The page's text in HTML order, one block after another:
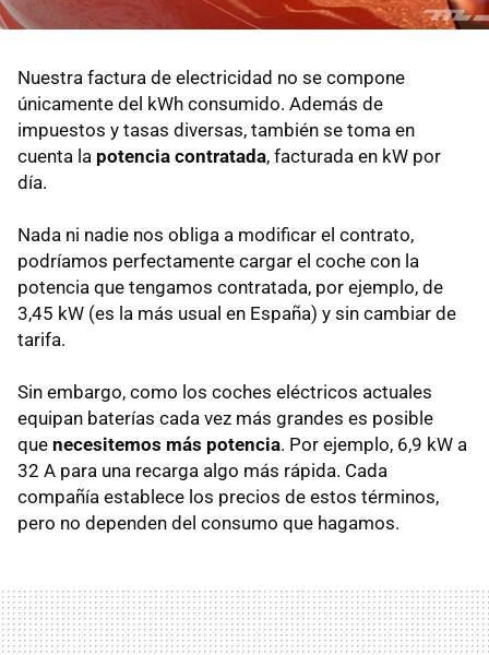
Nuestra factura de electricidad no se compone
únicamente del kWh consumido. Además de
impuestos y tasas diversas, también se toma en
cuenta la potencia contratada, facturada en kW por
día.
Nada ni nadie nos obliga a modificar el contrato,
podríamos perfectamente cargar el coche con la
potencia que tengamos contratada, por ejemplo, de
3,45 kW (es la más usual en España) y sin cambiar de
tarifa.
Sin embargo, como los coches eléctricos actuales
equipan baterías cada vez más grandes es posible
que necesitemos más potencia. Por ejemplo, 6,9 kW a
32 A para una recarga algo más rápida. Cada
compañía establece los precios de estos términos,
pero no dependen del consumo que hagamos.